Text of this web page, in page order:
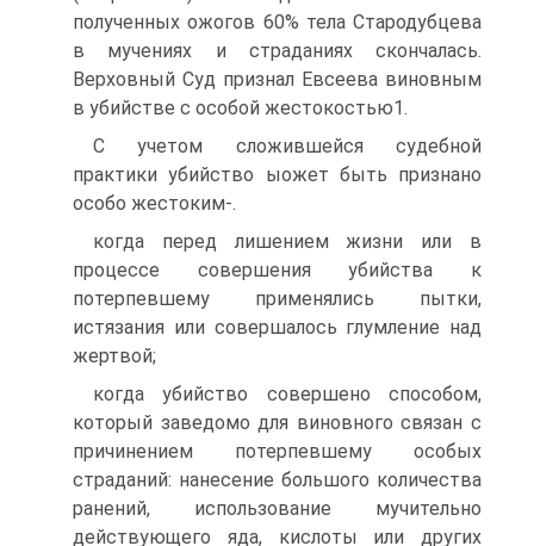
полученных ожогов 60% тела Стародубцева
в мучениях и страданиях скончалась.
Верховный Суд признал Евсеева виновным
в убийстве с особой жестокостью1.
С учетом сложившейся судебной
практики убийство ыожет быть признано
особо жестоким-.
когда перед лишением жизни или в
процессе совершения убийства к
потерпевшему применялись пытки,
истязания или совершалось глумление над
жертвой;
когда убийство совершено способом,
который заведомо для виновного связан с
причинением потерпевшему особых
страданий: нанесение большого количества
ранений, использование мучительно
действующего яда, кислоты или других